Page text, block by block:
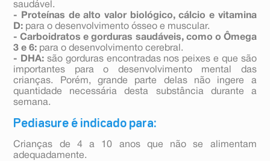
saudável.
- Proteínas de alto valor biológico, cálcio e vitamina
D: para o desenvolvimento ósseo e muscular.
- Carboidratos e gorduras saudáveis, como o Ômega
3 e 6: para o desenvolvimento cerebral.
- DHA: são gorduras encontradas nos peixes e que são
importantes para o desenvolvimento mental das
crianças. Porém, grande parte delas não ingere a
quantidade necessária desta substância durante a
semana.
Pediasure é indicado para:
Crianças de 4 a 10 anos que não se alimentam
adequadamente.